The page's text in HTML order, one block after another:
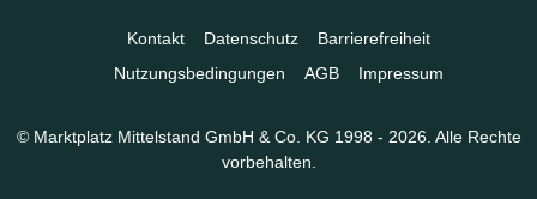
Kontakt Datenschutz
Barrierefreiheit
Nutzungsbedingungen
AGB Impressum
© Marktplatz Mittelstand GmbH & Co. KG 1998 - 2026. Alle Rechte
vorbehalten.